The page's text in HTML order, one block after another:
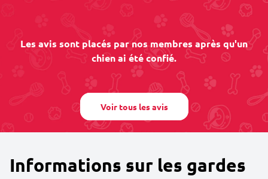
Les avis sont placés par nos membres après qu'un
chien ai été confié.
Voir tous les avis
Informations sur les gardes